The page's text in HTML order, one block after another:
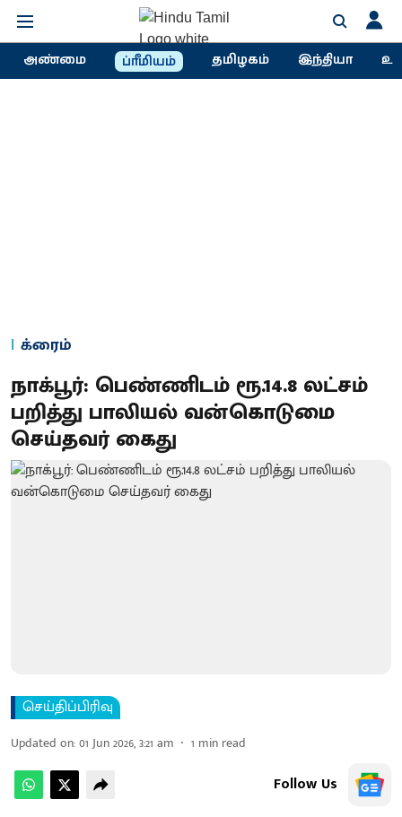
அண்மை ப்ரீமியம் தமிழகம் இந்தியா
க்ரைம்
நாக்பூர்: பெண்ணிடம் ரூ.14.8 லட்சம்
பறித்து பாலியல் வன்கொடுமை
செய்தவர் கைது
செய்திப்பிரிவு
Updated on:01 Jun 2026, 3:21 am 1 min read
Follow Us